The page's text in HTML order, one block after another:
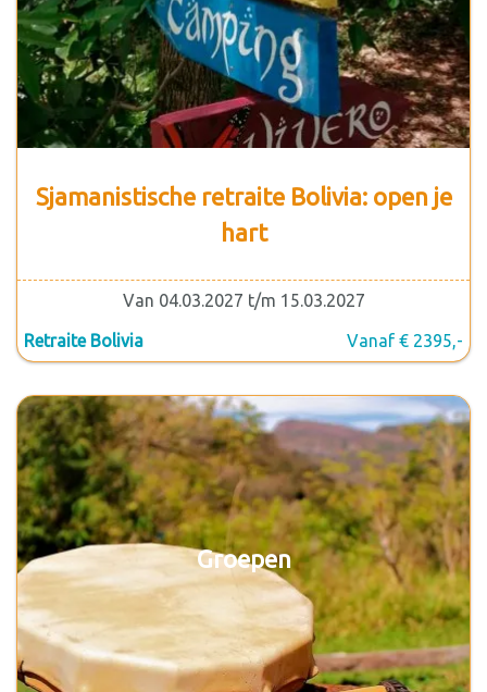
Sjamanistische retraite Bolivia: open je
hart
Van 04.03.2027 t/m 15.03.2027
Retraite Bolivia Vanaf € 2395,-
Groepen